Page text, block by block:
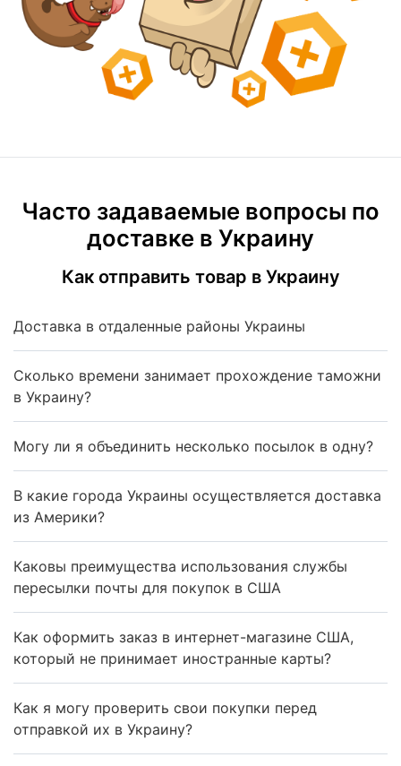
Часто задаваемые вопросы по
доставке в Украину
Как отправить товар в Украину
Доставка в отдаленные районы Украины
Сколько времени занимает прохождение таможни
в Украину?
Могу ли я объединить несколько посылок в одну?
В какие города Украины осуществляется доставка
из Америки?
Каковы преимущества использования службы
пересылки почты для покупок в США
Как оформить заказ в интернет-магазине США,
который не принимает иностранные карты?
Как я могу проверить свои покупки перед
отправкой их в Украину?